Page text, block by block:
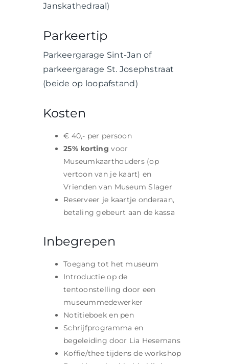
Janskathedraal)
Parkeertip
Parkeergarage Sint-Jan of
parkeergarage St. Josephstraat
(beide op loopafstand)
Kosten
€ 40,- per persoon
25% korting voor
Museumkaarthouders (op
vertoon van je kaart) en
Vrienden van Museum Slager
Reserveer je kaartje onderaan,
betaling gebeurt aan de kassa
Inbegrepen
Toegang tot het museum
Introductie op de
tentoonstelling door een
museummedewerker
Notitieboek en pen
Schrijfprogramma en
begeleiding door Lia Hesemans
Koffie/thee tijdens de workshop